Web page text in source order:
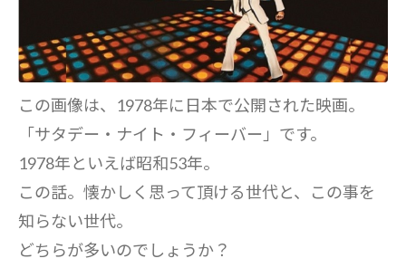
この画像は、1978年に日本で公開された映画。
「サタデー・ナイト・フィーバー」です。
1978年といえば昭和53年。
この話。懐かしく思って頂ける世代と、この事を
知らない世代。
どちらが多いのでしょうか？